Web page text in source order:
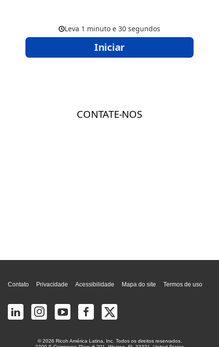
Contato Privacidade Acessibilidade Mapa do site Termos de uso
© 2026 Ricoh América Latina, Inc. Todos os direitos reservados.